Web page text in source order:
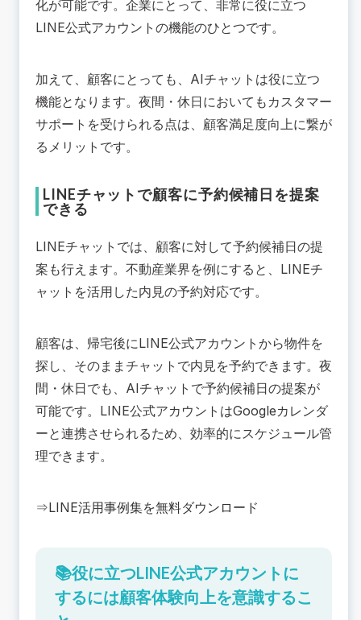
化が可能です。企業にとって、非常に役に立つ
LINE公式アカウントの機能のひとつです。
加えて、顧客にとっても、AIチャットは役に立つ
機能となります。夜間・休日においてもカスタマー
サポートを受けられる点は、顧客満足度向上に繋が
るメリットです。
LINEチャットで顧客に予約候補日を提案
できる
LINEチャットでは、顧客に対して予約候補日の提
案も行えます。不動産業界を例にすると、LINEチ
ャットを活用した内見の予約対応です。
顧客は、帰宅後にLINE公式アカウントから物件を
探し、そのままチャットで内見を予約できます。夜
間・休日でも、AIチャットで予約候補日の提案が
可能です。LINE公式アカウントはGoogleカレンダ
ーと連携させられるため、効率的にスケジュール管
理できます。
⇒LINE活用事例集を無料ダウンロード
📚役に立つLINE公式アカウントに
するには顧客体験向上を意識するこ